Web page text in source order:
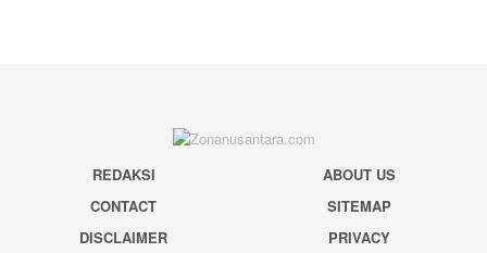
REDAKSI
ABOUT US
CONTACT
SITEMAP
DISCLAIMER
PRIVACY